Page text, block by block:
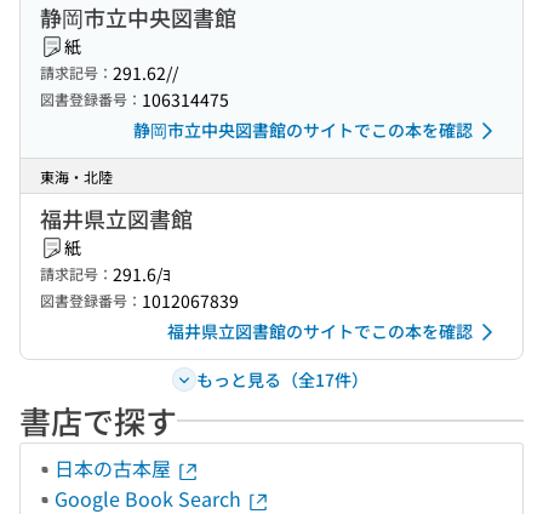
静岡市立中央図書館
紙
請求記号： 291.62//
図書登録番号： 106314475
静岡市立中央図書館のサイトでこの本を確認
東海・北陸
福井県立図書館
紙
請求記号： 291.6/ﾖ
図書登録番号： 1012067839
福井県立図書館のサイトでこの本を確認
もっと見る（全17件）
書店で探す
日本の古本屋
Google Book Search